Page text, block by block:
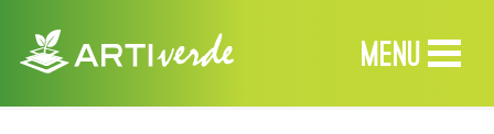
MENU